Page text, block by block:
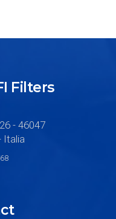
Filters
- 46047
Italia